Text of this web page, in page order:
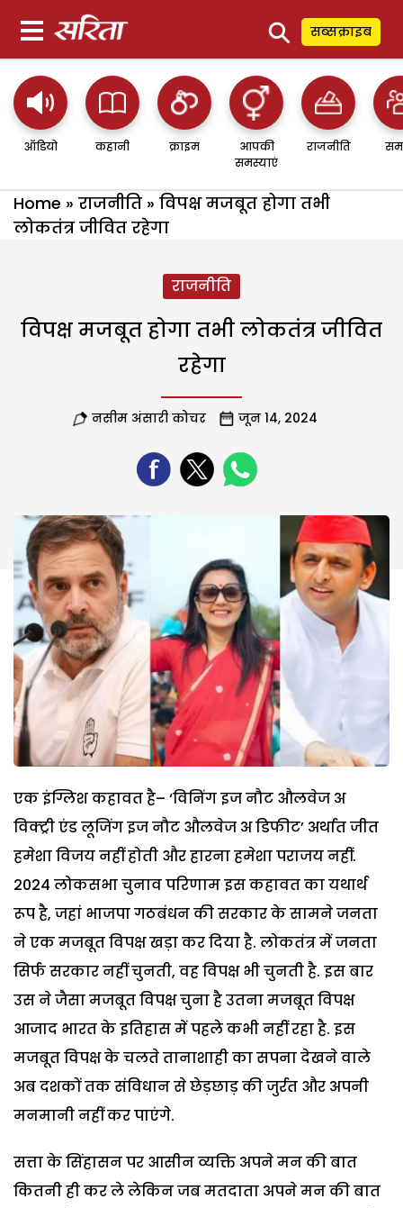
⚲ सब्सक्राइब
ऑडियो कहानी क्राइम
आपकी
समस्याएं
राजनीति
Home » राजनीति » विपक्ष मजबूत होगा तभी
लोकतंत्र जीवित रहेगा
राजनीति
विपक्ष मजबूत होगा तभी लोकतंत्र जीवित
रहेगा
नसीम अंसारी कोचर जून 14, 2024
एक इंग्लिश कहावत है– ‘विनिंग इज नौट औलवेज अ
विक्ट्री एंड लूजिंग इज नौट औलवेज अ डिफीट’ अर्थात जीत
हमेशा विजय नहीं होती और हारना हमेशा पराजय नहीं.
2024 लोकसभा चुनाव परिणाम इस कहावत का यथार्थ
रूप है, जहां भाजपा गठबंधन की सरकार के सामने जनता
ने एक मजबूत विपक्ष खड़ा कर दिया है. लोकतंत्र में जनता
सिर्फ सरकार नहीं चुनती, वह विपक्ष भी चुनती है. इस बार
उस ने जैसा मजबूत विपक्ष चुना है उतना मजबूत विपक्ष
आजाद भारत के इतिहास में पहले कभी नहीं रहा है. इस
मजबूत विपक्ष के चलते तानाशाही का सपना देखने वाले
अब दशकों तक संविधान से छेड़छाड़ की जुर्रत और अपनी
मनमानी नहीं कर पाएंगे.
सत्ता के सिंहासन पर आसीन व्यक्ति अपने मन की बात
कितनी ही कर ले लेकिन जब मतदाता अपने मन की बात